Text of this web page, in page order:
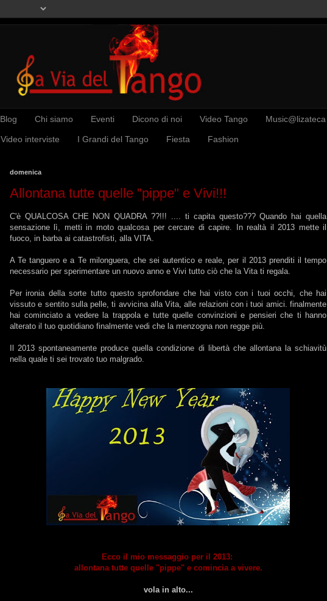
Blog Chi siamo Eventi Dicono di noi Video Tango Music@lizateca
Video interviste I Grandi del Tango Fiesta Fashion
domenica
Allontana tutte quelle "pippe" e Vivi!!!
C'è QUALCOSA CHE NON QUADRA ??!!! .... ti capita questo??? Quando hai quella
sensazione lì, metti in moto qualcosa per cercare di capire. In realtà il 2013 mette il
fuoco, in barba ai catastrofisti, alla VITA.
A Te tanguero e a Te milonguera, che sei autentico e reale, per il 2013 prenditi il tempo
necessario per sperimentare un nuovo anno e Vivi tutto ciò che la Vita ti regala.
Per ironia della sorte tutto questo sprofondare che hai visto con i tuoi occhi, che hai
vissuto e sentito sulla pelle, ti avvicina alla Vita, alle relazioni con i tuoi amici. finalmente
hai cominciato a vedere la trappola e tutte quelle convinzioni e pensieri che ti hanno
alterato il tuo quotidiano finalmente vedi che la menzogna non regge più.
Il 2013 spontaneamente produce quella condizione di libertà che allontana la schiavitù
nella quale ti sei trovato tuo malgrado.
Ecco il mio messaggio per il 2013:
allontana tutte quelle "pippe" e comincia a vivere.
vola in alto...